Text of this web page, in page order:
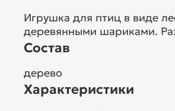
Игрушка для птиц в виде
деревянными шариками.
Состав
дерево
Характеристики